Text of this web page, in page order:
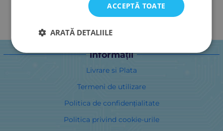
informații
Livrare si Plata
Termeni de utilizare
Politica de confidențialitate
Politica privind cookie-urile
ACCEPTĂ TOATE
ARATĂ DETALIILE